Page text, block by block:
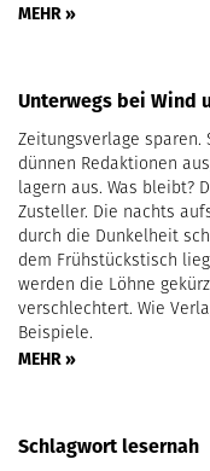
MEHR »
Unterwegs bei Wind
Zeitungsverlage
dünnen Redaktionen
lagern aus. Was bleibt?
Zusteller. Die nachts
durch die Dunkelheit
dem Frühstückstisch
werden die Löhne
verschlechtert. Wie
Beispiele.
MEHR »
Schlagwort lesernah